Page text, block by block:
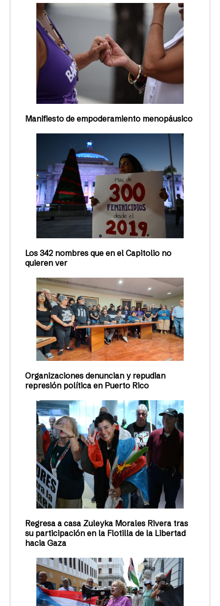
Manifiesto de empoderamiento menopáusico
Los 342 nombres que en el Capitolio no
quieren ver
Organizaciones denuncian y repudian
represión política en Puerto Rico
Regresa a casa Zuleyka Morales Rivera tras
su participación en la Flotilla de la Libertad
hacia Gaza